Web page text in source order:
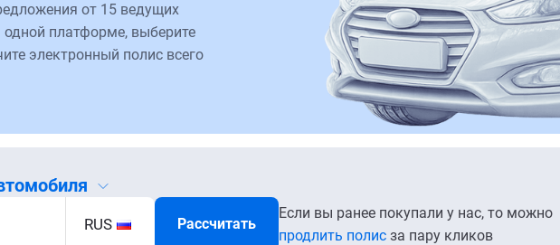
от 15 ведущих
платформе, выберите
электронный полис всего
RUS Рассчитать
Если вы ранее покупали у нас, то можно
продлить полис за пару кликов